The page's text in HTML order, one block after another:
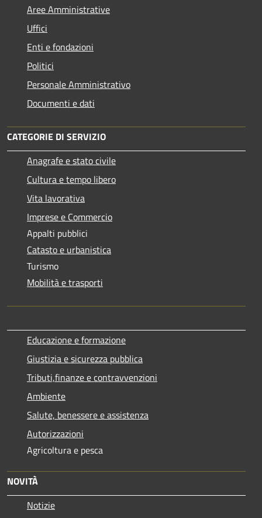
Aree Amministrative
Uffici
Enti e fondazioni
Politici
Personale Amministrativo
Documenti e dati
CATEGORIE DI SERVIZIO
Anagrafe e stato civile
Cultura e tempo libero
Vita lavorativa
Imprese e Commercio
Appalti pubblici
Catasto e urbanistica
Turismo
Mobilità e trasporti
Educazione e formazione
Giustizia e sicurezza pubblica
Tributi,finanze e contravvenzioni
Ambiente
Salute, benessere e assistenza
Autorizzazioni
Agricoltura e pesca
NOVITÀ
Notizie